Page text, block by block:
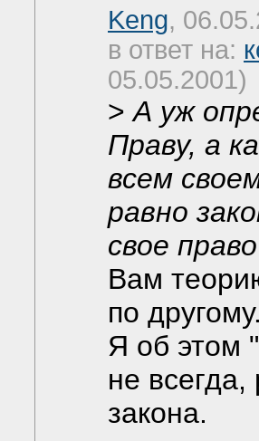
Keng,
в ответ на:
05.05.2001)
>А уж
Праву, а
всем
равно
свое право
Вам
по
Я об этом
не
закона.